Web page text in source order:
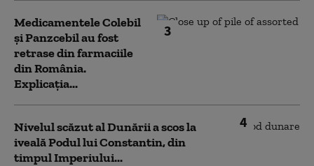
3
Medicamentele Colebil
și Panzcebil au fost
retrase din farmaciile
din România.
Explicația...
4
Nivelul scăzut al Dunării a scos la
iveală Podul lui Constantin, din
timpul Imperiului...